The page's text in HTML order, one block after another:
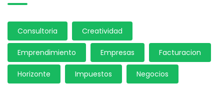
Consultoria Creatividad
Emprendimiento Empresas Facturacion
Horizonte Impuestos Negocios